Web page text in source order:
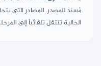
مُسند للمصدر. المصادر التي
الحالية تنتقل تلقائياً إلى